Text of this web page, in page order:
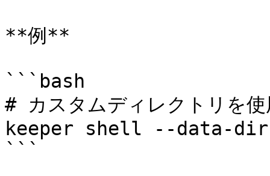
**例**
```bash
# カスタムディレクトリを使
keeper shell --data-dir
```